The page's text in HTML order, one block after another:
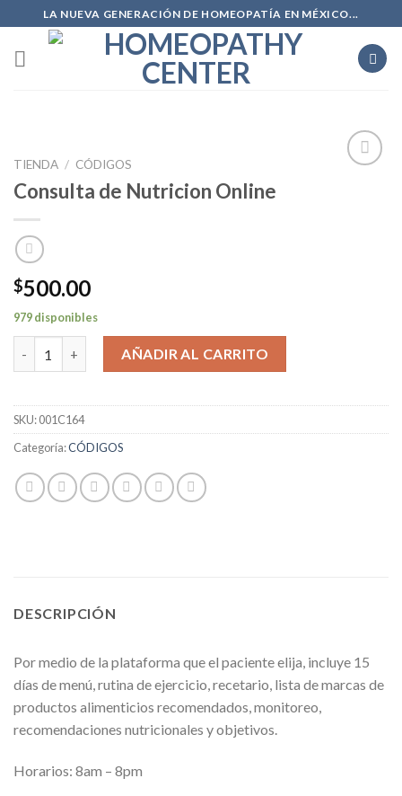
content
LA NUEVA GENERACIÓN DE HOMEOPATÍA EN MÉXICO...
TIENDA / CÓDIGOS
Consulta de Nutricion Online
$500.00
979 disponibles
Consulta de Nutricion Online cantidad
AÑADIR AL CARRITO
SKU:001C164
Categoría:CÓDIGOS
DESCRIPCIÓN
Por medio de la plataforma que el paciente elija, incluye 15
días de menú, rutina de ejercicio, recetario, lista de marcas de
productos alimenticios recomendados, monitoreo,
recomendaciones nutricionales y objetivos.
Horarios: 8am – 8pm